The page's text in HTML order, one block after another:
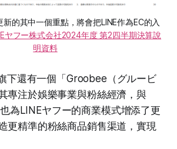
新的其中一個重點，將會把LINE作為EC的入
ヤフー株式会社2024年度 第2四半期決算說
明資料
下還有一個「Groobee（グルービ
專注於娛樂事業與粉絲經濟，與
為LINEヤフー的商業模式增添了更
更精準的粉絲商品銷售渠道，實現